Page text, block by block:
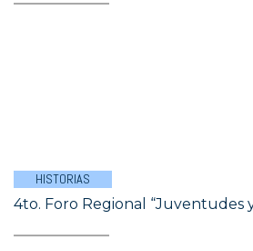
HISTORIAS
4to. Foro Regional “Juventudes